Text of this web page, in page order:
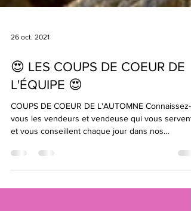
26 oct. 2021
😍 LES COUPS DE COEUR DE
L'ÉQUIPE 😍
COUPS DE COEUR DE L'AUTOMNE Connaissez-
et vous conseillent chaque jour dans nos